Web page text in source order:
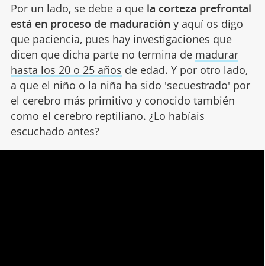
Por un lado, se debe a que la corteza prefrontal
está en proceso de maduración y aquí os digo
que paciencia, pues hay investigaciones que
dicen que dicha parte no termina de madurar
hasta los 20 o 25 años de edad. Y por otro lado,
a que el niño o la niña ha sido 'secuestrado' por
el cerebro más primitivo y conocido también
como el cerebro reptiliano. ¿Lo habíais
escuchado antes?